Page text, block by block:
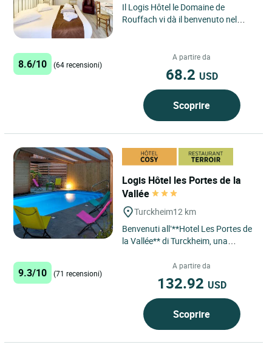
Il Logis Hôtel le Domaine de
Rouffach vi dà il benvenuto nel
8.6/10 (64 recensioni)
A partire da
68.2 USD
Scoprire
Logis Hôtel les Portes de la
Vallée
Turckheim12 km
Benvenuti all’**Hotel Les Portes de
la Vallée** di Turckheim, una
che coniuga perfettamente...
9.3/10 (71 recensioni)
A partire da
132.92 USD
Scoprire